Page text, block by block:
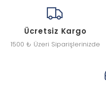
Ücretsiz Kargo
1500 ₺ Üzeri Siparişlerinizde